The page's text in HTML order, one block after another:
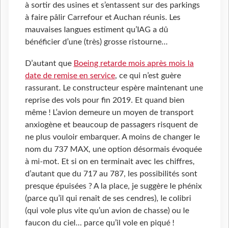
à sortir des usines et s’entassent sur des parkings
à faire pâlir Carrefour et Auchan réunis. Les
mauvaises langues estiment qu’IAG a dû
bénéficier d’une (très) grosse ristourne…
D’autant que Boeing retarde mois après mois la
date de remise en service, ce qui n’est guère
rassurant. Le constructeur espère maintenant une
reprise des vols pour fin 2019. Et quand bien
même ! L’avion demeure un moyen de transport
anxiogène et beaucoup de passagers risquent de
ne plus vouloir embarquer. A moins de changer le
nom du 737 MAX, une option désormais évoquée
à mi-mot. Et si on en terminait avec les chiffres,
d’autant que du 717 au 787, les possibilités sont
presque épuisées ? A la place, je suggère le phénix
(parce qu’il qui renaît de ses cendres), le colibri
(qui vole plus vite qu’un avion de chasse) ou le
faucon du ciel… parce qu’il vole en piqué !